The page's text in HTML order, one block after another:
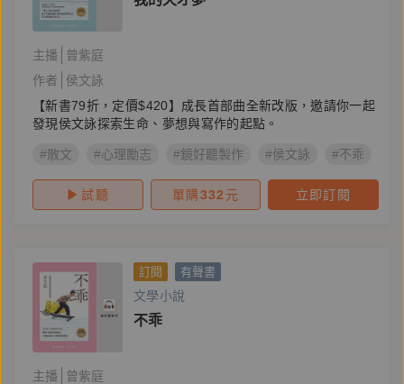
主播
曾紫庭
作者
侯文詠
【新書79折，定價$420】成長首部曲全新改版，邀請你一起
發現侯文詠探索生命、夢想與寫作的起點。
#散文 #心理勵志 #鏡好聽製作 #侯文詠 #不乖
試聽 單購332 元 立即訂閱
訂閱 有聲書
文學小說
不乖
主播
曾紫庭